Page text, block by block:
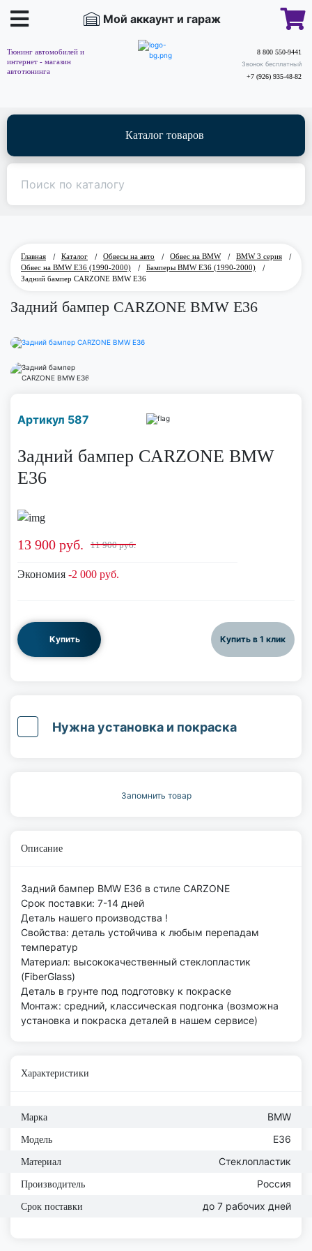
Мой аккаунт и гараж
Тюнинг автомобилей и
интернет - магазин
автотюнинга
8 800 550-9441
Звонок бесплатный
+7 (926) 935-48-82
Каталог товаров
Главная / Каталог / Обвесы на авто / Обвес на BMW / BMW 3 серия
/
Обвес на BMW E36 (1990-2000)
/ Бамперы BMW E36 (1990-2000)
/
Задний бампер CARZONE BMW E36
Задний бампер CARZONE BMW E36
Артикул 587
Задний бампер CARZONE BMW
E36
13 900 руб. 11 900 руб.
Экономия -2 000 руб.
Купить Купить в 1 клик
Нужна установка и покраска
Запомнить товар
Описание
Задний бампер BMW E36 в стиле CARZONE
Срок поставки: 7-14 дней
Деталь нашего производства !
Свойства: деталь устойчива к любым перепадам
температур
Материал: высококачественный стеклопластик
(FiberGlass)
Деталь в грунте под подготовку к покраске
Монтаж: средний, классическая подгонка (возможна
установка и покраска деталей в нашем сервисе)
Характеристики
Марка BMW
Модель E36
Материал Стеклопластик
Производитель Россия
Срок поставки до 7 рабочих дней